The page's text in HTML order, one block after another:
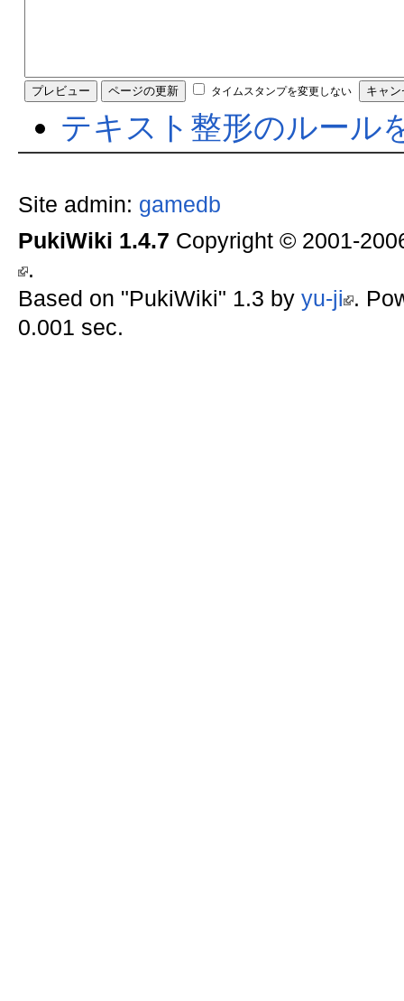
タイムスタンプを変更しない
テキスト整形のルール
Site admin: gamedb
PukiWiki 1.4.7 Copyright © 2001-
.
Based on "PukiWiki" 1.3 by yu-ji .
0.001 sec.